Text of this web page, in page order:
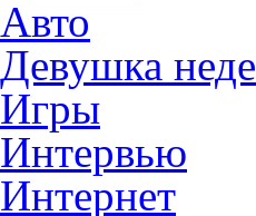
Авто
Девушка
Игры
Интервью
Интернет